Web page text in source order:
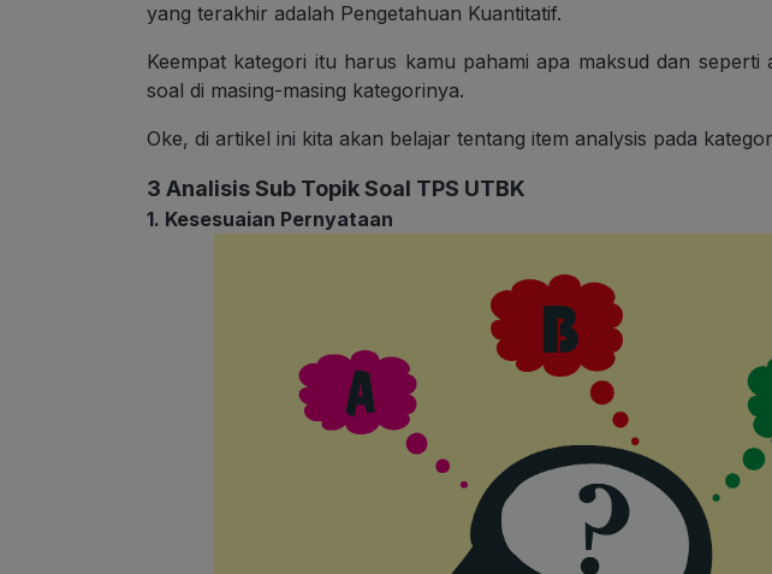
yang terakhir adalah Pengetahuan Kuantitatif.
Keempat kategori itu harus kamu pahami apa maksud dan seperti
soal di masing-masing kategorinya.
Oke, di artikel ini kita akan belajar tentang item analysis pada
3 Analisis Sub Topik Soal TPS UTBK
1. Kesesuaian Pernyataan